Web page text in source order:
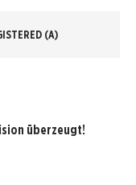
(A)
überzeugt!